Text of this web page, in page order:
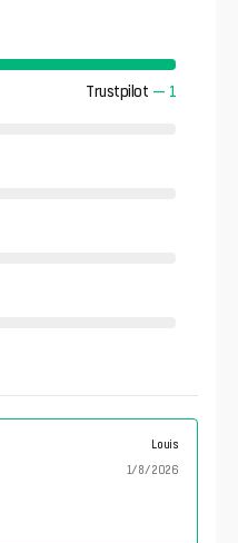
Trustpilot — 1
Louis
1/8/2026